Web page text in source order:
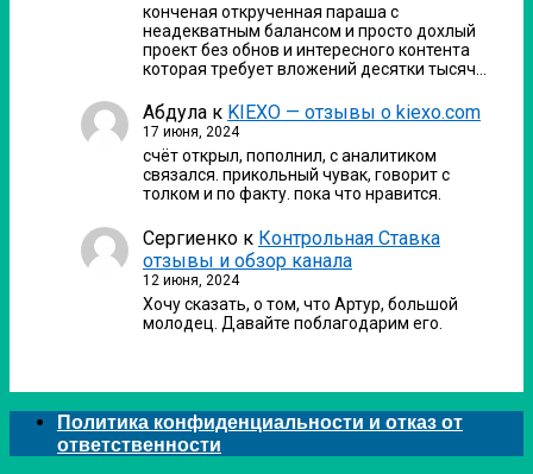
конченая открученная параша с
неадекватным балансом и просто дохлый
проект без обнов и интересного контента
которая требует вложений десятки тысяч…
Абдула к KIEXO — отзывы о kiexo.com
17 июня, 2024
счёт открыл, пополнил, с аналитиком
связался. прикольный чувак, говорит с
толком и по факту. пока что нравится.
Сергиенко к Контрольная Ставка
отзывы и обзор канала
12 июня, 2024
Хочу сказать, о том, что Артур, большой
молодец. Давайте поблагодарим его.
Политика конфиденциальности и отказ от
ответственности